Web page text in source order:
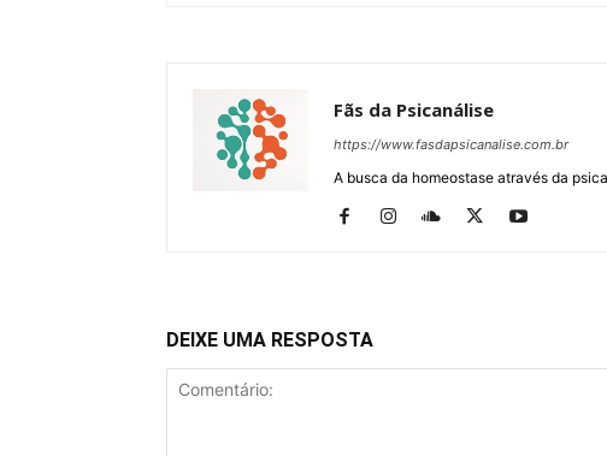
Fãs da Psicanálise
https://www.fasdapsicanalise.com.br
A busca da homeostase através da
DEIXE UMA RESPOSTA